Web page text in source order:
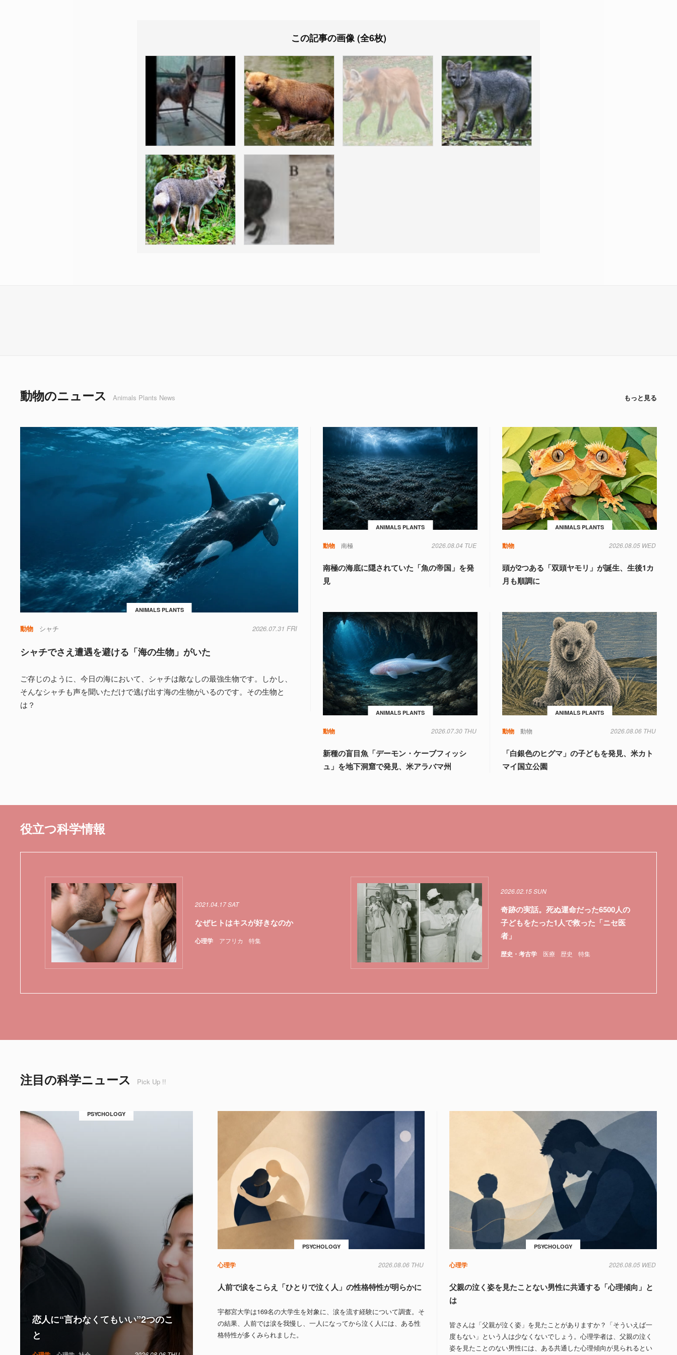
この記事の画像 (全6枚)
動物のニュース Animals Plants News もっと見る
ANIMALS PLANTS
動物 シャチ 2026.07.31 FRI
シャチでさえ遭遇を避ける「海の生物」がいた
ご存じのように、今日の海において、シャチは敵なしの最強生物です。しかし、
そんなシャチも声を聞いただけで逃げ出す海の生物がいるのです。その生物と
は？
ANIMALS PLANTS
動物 南極 2026.08.04 TUE
南極の海底に隠されていた「魚の帝国」を発
見
ANIMALS PLANTS
動物 2026.08.05 WED
頭が2つある「双頭ヤモリ」が誕生、生後1カ
月も順調に
ANIMALS PLANTS
動物 2026.07.30 THU
新種の盲目魚「デーモン・ケーブフィッシ
ュ」を地下洞窟で発見、米アラバマ州
ANIMALS PLANTS
動物 動物 2026.08.06 THU
「白銀色のヒグマ」の子どもを発見、米カト
マイ国立公園
役立つ科学情報
心理学 アフリカ 特集
2021.04.17 SAT
なぜヒトはキスが好きなのか
歴史・考古学 医療 歴史 特集
2026.02.15 SUN
奇跡の実話。死ぬ運命だった6500人の
子どもをたった1人で救った「ニセ医
者」
注目の科学ニュース Pick Up !!
PSYCHOLOGY
恋人に“言わなくてもいい”2つのこ
と
PSYCHOLOGY
心理学 2026.08.06 THU
人前で涙をこらえ「ひとりで泣く人」の性格特性が明らかに
宇都宮大学は169名の大学生を対象に、涙を流す経験について調査。そ
の結果、人前では涙を我慢し、一人になってから泣く人には、ある性
格特性が多くみられました。
PSYCHOLOGY
心理学 2026.08.05 WED
父親の泣く姿を見たことない男性に共通する「心理傾向」と
は
皆さんは「父親が泣く姿」を見たことがありますか？「そういえば一
度もない」という人は少なくないでしょう。心理学者は、父親の泣く
姿を見たことのない男性には、ある共通した心理傾向が見られるとい